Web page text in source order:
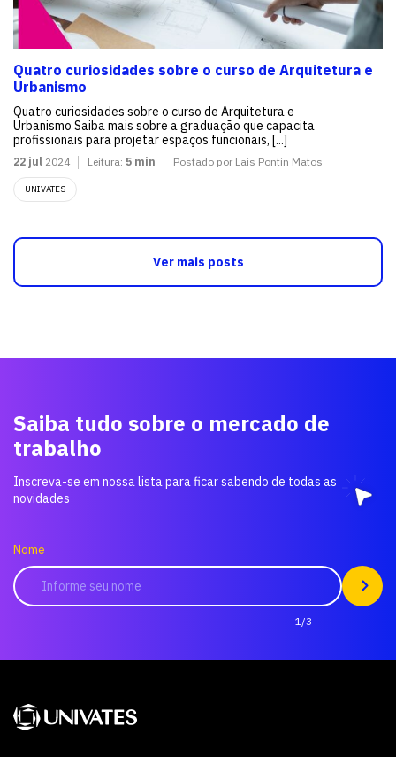
Quatro curiosidades sobre o curso de Arquitetura e
Urbanismo
Quatro curiosidades sobre o curso de Arquitetura e
Urbanismo Saiba mais sobre a graduação que capacita
profissionais para projetar espaços funcionais, [...]
22 jul 2024 Leitura: 5 min Postado por Lais Pontin Matos
UNIVATES
Ver mais posts
Saiba tudo sobre o mercado de
trabalho
Inscreva-se em nossa lista para ficar sabendo de todas as
novidades
Nome
1/3